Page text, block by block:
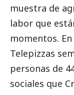
muestra de
labor que
momentos.
Telepizzas
personas de
sociales que